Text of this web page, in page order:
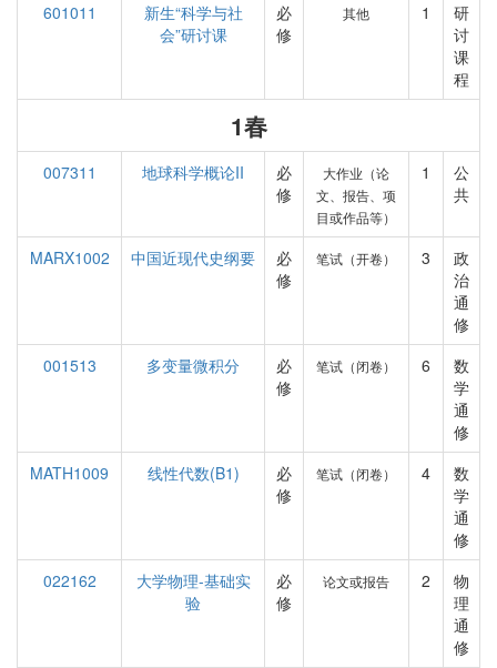
601011
新生“科学与社
会”研讨课
必
修
其他 1
研
讨
课
程
1春
007311 地球科学概论II
必
修
大作业（论
文、报告、项
目或作品等）
1
公
共
MARX1002 中国近现代史纲要
必
修
笔试（开卷） 3
政
治
通
修
001513
多变量微积分
必
修
笔试（闭卷） 6
数
学
通
修
MATH1009
线性代数(B1)
必
修
笔试（闭卷） 4
数
学
通
修
022162
大学物理-基础实
验
必
修
论文或报告 2
物
理
通
修